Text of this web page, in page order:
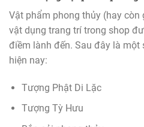
Vật phẩm phong thủy (hay
vật dụng trang trí trong shop
điềm lành đến. Sau đây là một
hiện nay:
Tượng Phật Di Lặc
Tượng Tỳ Hưu